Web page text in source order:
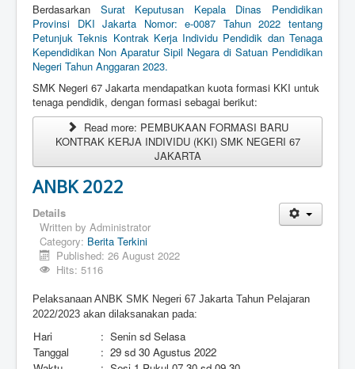
Berdasarkan Surat Keputusan Kepala Dinas Pendidikan
Provinsi DKI Jakarta Nomor: e-0087 Tahun 2022 tentang
Petunjuk Teknis Kontrak Kerja Individu Pendidik dan Tenaga
Kependidikan Non Aparatur Sipil Negara di Satuan Pendidikan
Negeri Tahun Anggaran 2023.
SMK Negeri 67 Jakarta mendapatkan kuota formasi KKI untuk
tenaga pendidik, dengan formasi sebagai berikut:
Read more: PEMBUKAAN FORMASI BARU
KONTRAK KERJA INDIVIDU (KKI) SMK NEGERI 67
JAKARTA
ANBK 2022
Details
Written by Administrator
Category: Berita Terkini
Published: 26 August 2022
Hits: 5116
Pelaksanaan ANBK SMK Negeri 67 Jakarta Tahun Pelajaran
2022/2023 akan dilaksanakan pada:
Hari : Senin sd Selasa
Tanggal
: 29 sd 30 Agustus 2022